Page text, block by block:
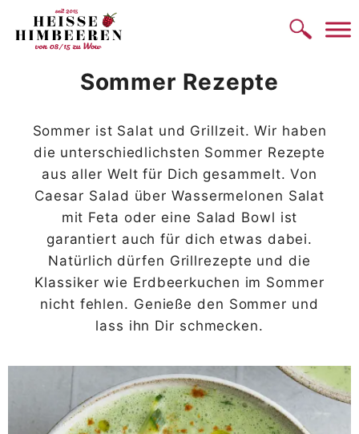
Zum
Inhalt
Sommer Rezepte
Sommer ist Salat und Grillzeit. Wir haben
die unterschiedlichsten Sommer Rezepte
aus aller Welt für Dich gesammelt. Von
Caesar Salad über Wassermelonen Salat
mit Feta oder eine Salad Bowl ist
garantiert auch für dich etwas dabei.
Natürlich dürfen Grillrezepte und die
Klassiker wie Erdbeerkuchen im Sommer
nicht fehlen. Genieße den Sommer und
lass ihn Dir schmecken.